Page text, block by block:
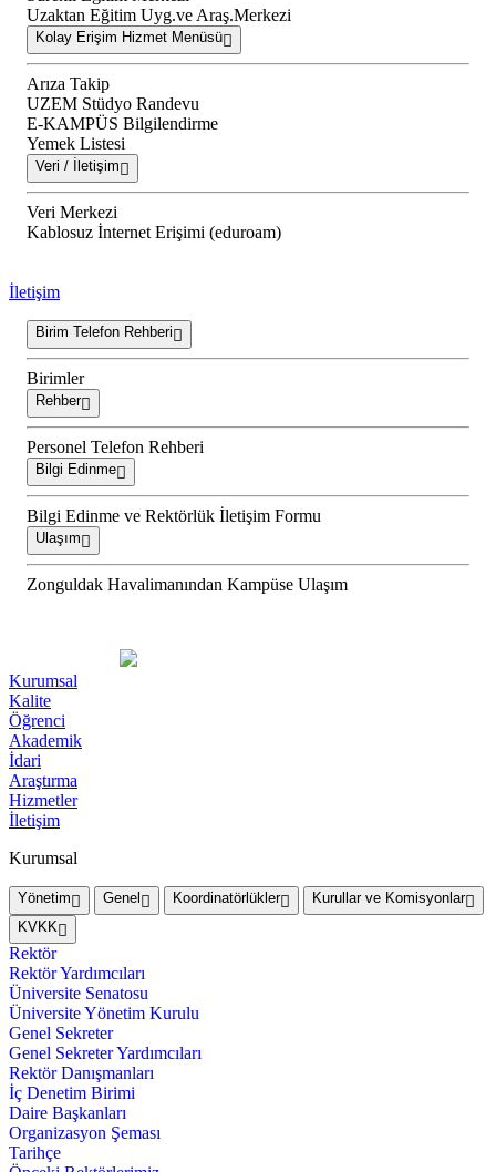
Uzaktan Eğitim Uyg.ve Araş.Merkezi
Kolay Erişim Hizmet Menüsü
Arıza Takip
UZEM Stüdyo Randevu
E-KAMPÜS Bilgilendirme
Yemek Listesi
Veri / İletişim
Veri Merkezi
Kablosuz İnternet Erişimi (eduroam)
İletişim
Birim Telefon Rehberi
Birimler
Rehber
Personel Telefon Rehberi
Bilgi Edinme
Bilgi Edinme ve Rektörlük İletişim Formu
Ulaşım
Zonguldak Havalimanından Kampüse Ulaşım
Kurumsal
Kalite
Öğrenci
Akademik
İdari
Araştırma
Hizmetler
İletişim
Kurumsal
Yönetim Genel Koordinatörlükler
Kurullar ve Komisyonlar
KVKK
Rektör
Rektör Yardımcıları
Üniversite Senatosu
Üniversite Yönetim Kurulu
Genel Sekreter
Genel Sekreter Yardımcıları
Rektör Danışmanları
İç Denetim Birimi
Daire Başkanları
Organizasyon Şeması
Tarihçe